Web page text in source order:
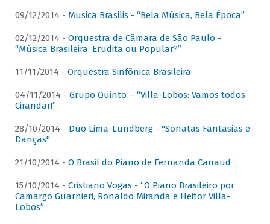
09/12/2014 - Musica Brasilis - “Bela Música, Bela Época”
02/12/2014 - Orquestra de Câmara de São Paulo -
“Música Brasileira: Erudita ou Popular?”
11/11/2014 - Orquestra Sinfônica Brasileira
04/11/2014 - Grupo Quinto – “Villa-Lobos: Vamos todos
Cirandar!”
28/10/2014 - Duo Lima-Lundberg - "Sonatas Fantasias e
Danças"
21/10/2014 - O Brasil do Piano de Fernanda Canaud
15/10/2014 - Cristiano Vogas - “O Piano Brasileiro por
Camargo Guarnieri, Ronaldo Miranda e Heitor Villa-
Lobos”